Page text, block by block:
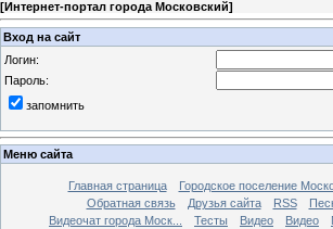
[Интернет-портал города Московский]
Вход на сайт
Логин:
Пароль:
запомнить
Меню сайта
Главная страница Городское поселение
Обратная связь
Друзья сайта RSS
Видеочат города Моск...
Тесты Видео Видео